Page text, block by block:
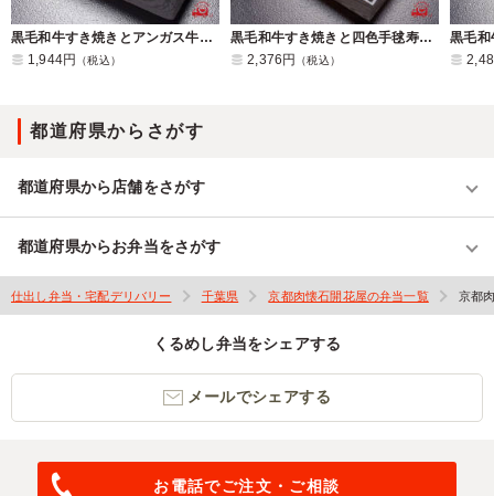
黒毛和牛すき焼きとアンガス牛のローストビーフ京都肉懐石弁当
1,944円
（税込）
黒毛和牛すき焼きと四色手毬寿司の京都肉懐石弁当
2,376円
（税込）
都道府県からさがす
都道府県から店舗をさがす
都道府県からお弁当をさがす
仕出し弁当・宅配デリバリー 千葉県 京都肉懐石開花屋の弁当一覧 京都
くるめし弁当をシェアする
メールでシェアする
お電話でご注文・ご相談